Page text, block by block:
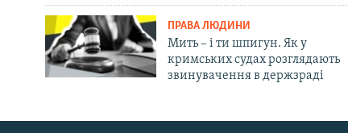
Русский
ПРАВА ЛЮДИНИ
Мить – і ти шпигун. Як у
кримських судах розглядають
звинувачення в держзраді